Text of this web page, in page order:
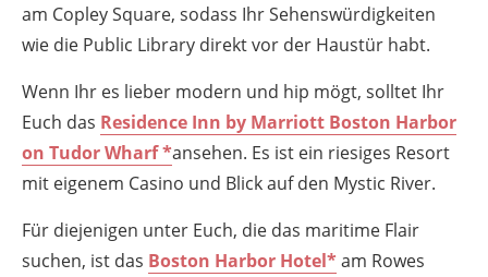
am Copley Square, sodass Ihr Sehenswürdigkeiten
wie die Public Library direkt vor der Haustür habt.
Wenn Ihr es lieber modern und hip mögt, solltet Ihr
Euch das Residence Inn by Marriott Boston Harbor
on Tudor Wharf *ansehen. Es ist ein riesiges Resort
mit eigenem Casino und Blick auf den Mystic River.
Für diejenigen unter Euch, die das maritime Flair
suchen, ist das Boston Harbor Hotel*am Rowes